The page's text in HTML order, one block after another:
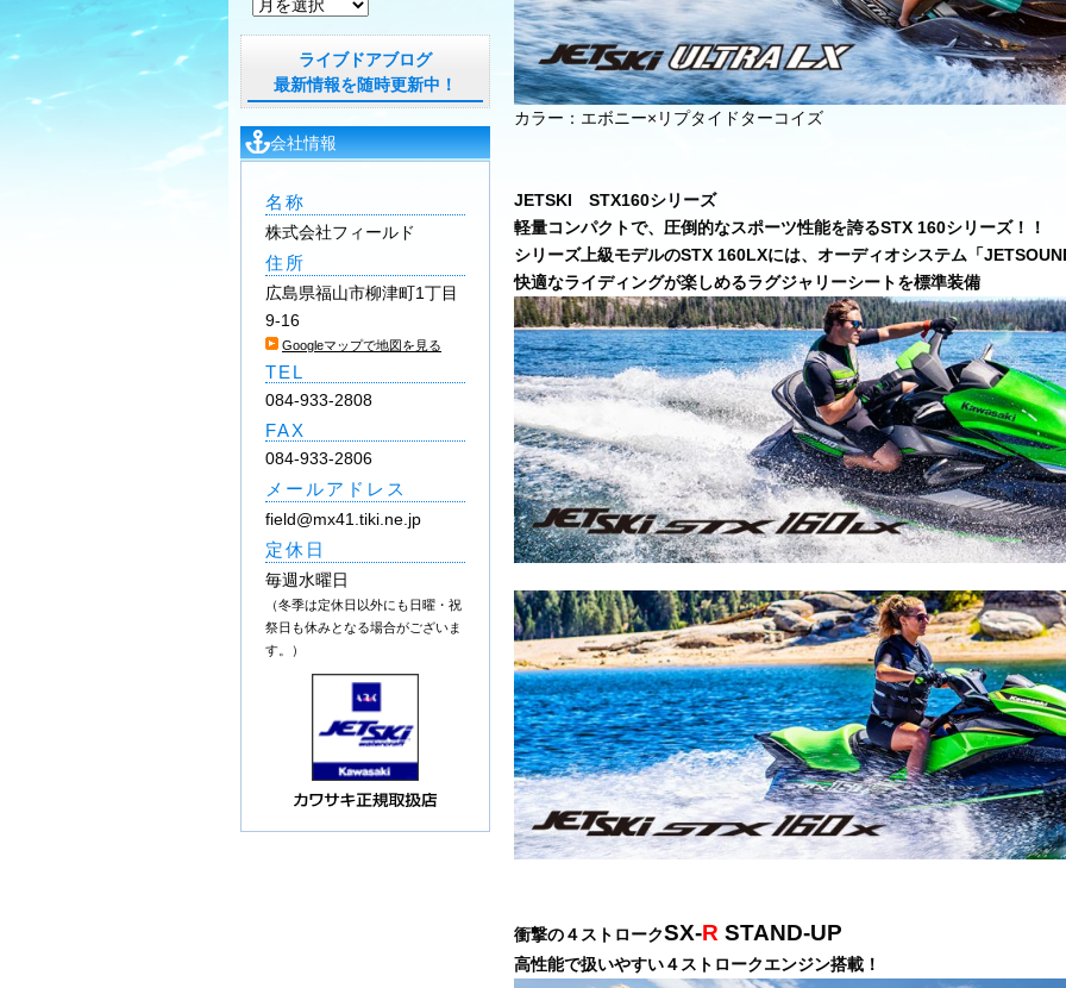
カラー：エボニー×リプタイドターコイズ
JETSKI STX160シリーズ
軽量コンパクトで、圧倒的なスポーツ性能を誇るSTX 160シリーズ！！
シリーズ上級モデルのSTX 160LXには、オーディオシステム「
快適なライディングが楽しめるラグジャリーシートを標準装備
衝撃の４ストロークSX-R STAND-UP
高性能で扱いやすい４ストロークエンジン搭載！
の
記
事
ライブドアブログ
最新情報を随時更新中！
会社情報
名称
株式会社フィールド
住所
広島県福山市柳津町1丁目
9-16
Googleマップで地図を見る
TEL
084-933-2808
FAX
084-933-2806
メールアドレス
field@mx41.tiki.ne.jp
定休日
毎週水曜日
（冬季は定休日以外にも日曜・祝
祭日も休みとなる場合がございま
す。）